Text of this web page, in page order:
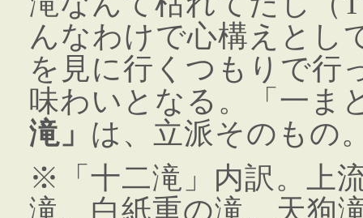
んなわけで心構えとし
を見に行くつもりで行
味わいとなる。「一ま
滝」 は、立派そのもの
※「十二滝」内訳。上
滝、白紙重の滝、天狗